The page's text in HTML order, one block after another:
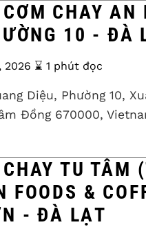
CHAY AN
10 - ĐÀ
2026 ⌛️ 1 phút đọc
Diệu, Phường 10,
Đồng 670000,
TU TÂM
FOODS &
- ĐÀ LẠT